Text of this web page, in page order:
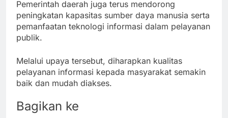
Pemerintah daerah juga terus mendorong
peningkatan kapasitas sumber daya manusia serta
pemanfaatan teknologi informasi dalam pelayanan
publik.
Melalui upaya tersebut, diharapkan kualitas
pelayanan informasi kepada masyarakat semakin
baik dan mudah diakses.
Bagikan ke